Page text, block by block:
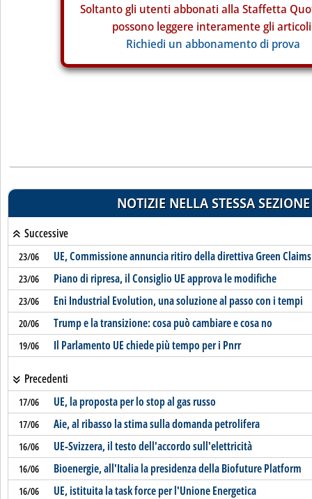
Soltanto gli utenti abbonati alla Staffetta
possono leggere interamente gli
Richiedi un abbonamento di prova
NOTIZIE NELLA STESSA SEZIONE
Successive
23/06 UE, Commissione annuncia ritiro della direttiva Green Claims
23/06 Piano di ripresa, il Consiglio UE approva le modifiche
23/06 Eni Industrial Evolution, una soluzione al passo con i tempi
20/06 Trump e la transizione: cosa può cambiare e cosa no
19/06 Il Parlamento UE chiede più tempo per i Pnrr
Precedenti
17/06 UE, la proposta per lo stop al gas russo
17/06 Aie, al ribasso la stima sulla domanda petrolifera
16/06 UE-Svizzera, il testo dell'accordo sull'elettricità
16/06 Bioenergie, all'Italia la presidenza della Biofuture Platform
16/06 UE, istituita la task force per l'Unione Energetica